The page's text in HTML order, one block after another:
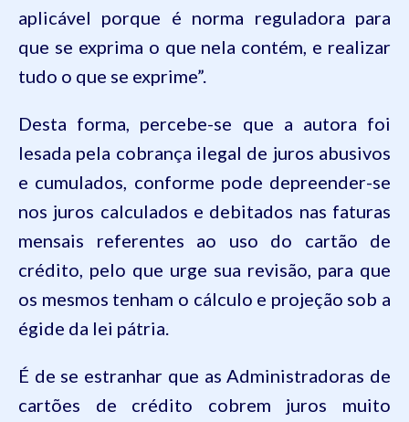
aplicável porque é norma reguladora para
que se exprima o que nela contém, e realizar
tudo o que se exprime”.
Desta forma, percebe-se que a autora foi
lesada pela cobrança ilegal de juros abusivos
e cumulados, conforme pode depreender-se
nos juros calculados e debitados nas faturas
mensais referentes ao uso do cartão de
crédito, pelo que urge sua revisão, para que
os mesmos tenham o cálculo e projeção sob a
égide da lei pátria.
É de se estranhar que as Administradoras de
cartões de crédito cobrem juros muito